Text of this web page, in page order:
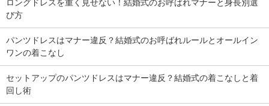
ロングドレスを重く見せない！結婚式のお呼ばれマナーと身長別選
び方
パンツドレスはマナー違反？結婚式のお呼ばれルールとオールイン
ワンの着こなし
セットアップのパンツドレスはマナー違反？結婚式の着こなしと着
回し術